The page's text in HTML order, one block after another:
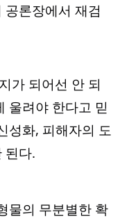
론장에서 재검
가 되어선 안 되
울려야 한다고 믿
성화, 피해자의 도
된다.
물의 무분별한 확